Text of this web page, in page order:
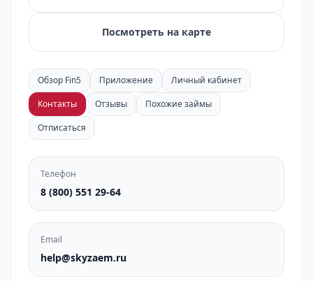
Посмотреть на карте
Обзор Fin5 Приложение
Личный кабинет
Контакты
Отзывы
Похожие займы
Отписаться
Телефон
8 (800) 551 29-64
Email
help@skyzaem.ru